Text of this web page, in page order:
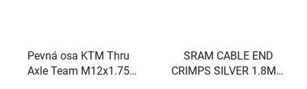
Pevná osa KTM Thru
Axle Team M12x1.75
SRAM CABLE END
CRIMPS SILVER 1.8MM